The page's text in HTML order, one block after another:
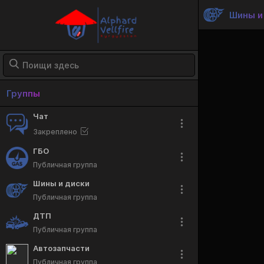
Группы
Чат
Закреплено
ГБО
Публичная группа
Шины и диски
Публичная группа
ДТП
Публичная группа
Автозапчасти
Публичная группа
Шины и